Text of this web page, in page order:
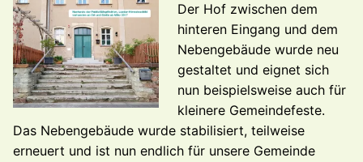
Der Hof zwischen dem
hinteren Eingang und dem
Nebengebäude wurde neu
gestaltet und eignet sich
nun beispielsweise auch für
kleinere Gemeindefeste.
Das Nebengebäude wurde stabilisiert, teilweise
erneuert und ist nun endlich für unsere Gemeinde